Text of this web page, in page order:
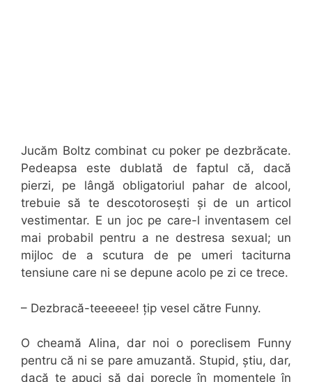
Jucăm Boltz combinat cu poker pe dezbrăcate.
Pedeapsa este dublată de faptul că, dacă
pierzi, pe lângă obligatoriul pahar de alcool,
trebuie să te descotorosești și de un articol
vestimentar. E un joc pe care-l inventasem cel
mai probabil pentru a ne destresa sexual; un
mijloc de a scutura de pe umeri taciturna
tensiune care ni se depune acolo pe zi ce trece.
– Dezbracă-teeeeee! țip vesel către Funny.
O cheamă Alina, dar noi o poreclisem Funny
pentru că ni se pare amuzantă. Stupid, știu, dar,
dacă te apuci să dai porecle în momentele în